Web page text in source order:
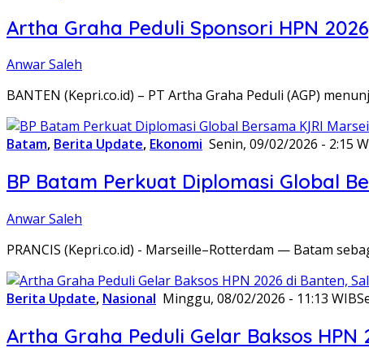
Artha Graha Peduli Sponsori HPN
Anwar Saleh
BANTEN (Kepri.co.id) – PT Artha Graha Peduli (AGP)
Batam, Berita Update, Ekonomi Senin, 09/02/2026 - 2:15
BP Batam Perkuat Diplomasi Global
Anwar Saleh
PRANCIS (Kepri.co.id) - Marseille–Rotterdam — Batam
Berita Update, Nasional Minggu, 08/02/2026 - 11:13 WIB
Artha Graha Peduli Gelar Baksos